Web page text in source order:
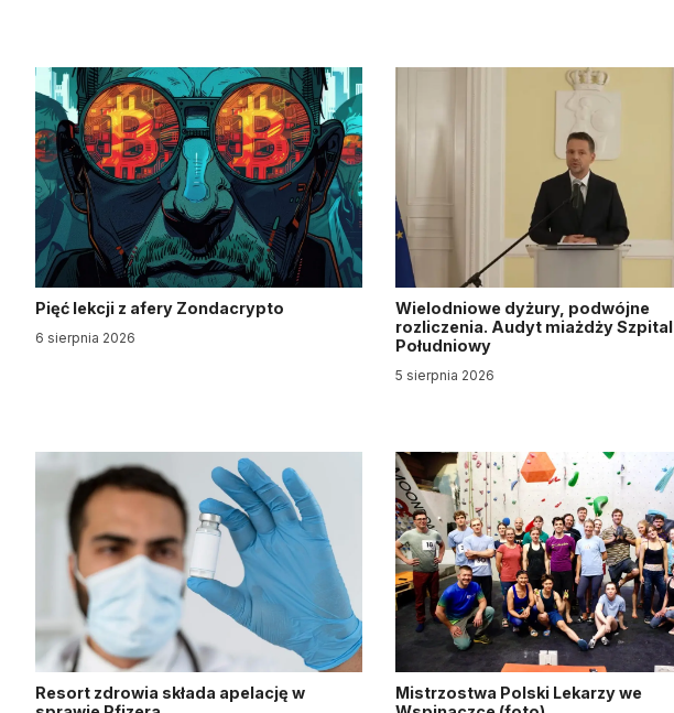
Pięć lekcji z afery Zondacrypto
6 sierpnia 2026
Wielodniowe dyżury, podwójne
rozliczenia. Audyt miażdży Szpital
Południowy
5 sierpnia 2026
Resort zdrowia składa apelację w
Mistrzostwa Polski Lekarzy we